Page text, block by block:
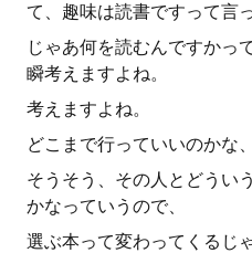
て、趣味は読書ですって言
じゃあ何を読むんですかっ
瞬考えますよね。
考えますよね。
どこまで行っていいのかな
そうそう、その人とどうい
かなっていうので、
選ぶ本って変わってくるじ